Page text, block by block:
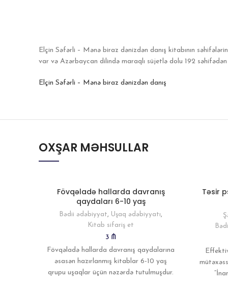
Elçin Səfərli – Mənə biraz dənizdən danış kitabının
var və Azərbaycan dilində maraqlı süjetlə dolu 192
Elçin Səfərli – Mənə biraz dənizdən danış
OXŞAR MƏHSULLAR
Fövqəladə hallarda davranış
qaydaları 6-10 yaş
Bədii ədəbiyyat, Uşaq ədəbiyyatı,
Kitab sifariş et
3 ₼
Fövqəladə hallarda davranış qaydalarına
əsasən hazırlanmış kitablar 6-10 yaş
qrupu uşaqlar üçün nəzərdə tutulmuşdur.
Təsir